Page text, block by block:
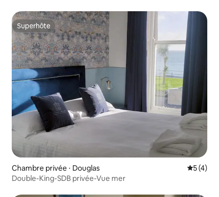
Superhôte
Superhôte
Chambre privée ⋅ Douglas
5 (4)
Double-King-SDB privée-Vue mer